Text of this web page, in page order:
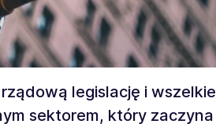
legislację i wszelkie
sektorem, który zaczyna